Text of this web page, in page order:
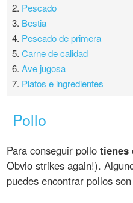
2. Pescado
3. Bestia
4. Pescado de primera
5.Carne de calidad
6.Ave jugosa
7. Platos e ingredientes
Pollo
Para conseguir pollotienes
Obvio strikes again!).
puedes encontrar pollos